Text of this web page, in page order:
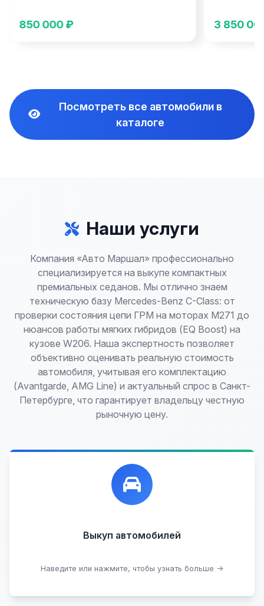
850 000 ₽ 3 850
Посмотреть все автомобили в
каталоге
Наши услуги
Компания «Авто Маршал» профессионально
специализируется на выкупе компактных
премиальных седанов. Мы отлично знаем
техническую базу Mercedes-Benz C-Class: от
проверки состояния цепи ГРМ на моторах M271 до
нюансов работы мягких гибридов (EQ Boost) на
кузове W206. Наша экспертность позволяет
объективно оценивать реальную стоимость
автомобиля, учитывая его комплектацию
(Avantgarde, AMG Line) и актуальный спрос в Санкт-
Петербурге, что гарантирует владельцу честную
рыночную цену.
Выкуп автомобилей
Наведите или нажмите, чтобы узнать больше →
Лучшие предложения по выкупу автомобилей,
любых:
Проблемные
Кредитные
В залоге
Узнать стоимость